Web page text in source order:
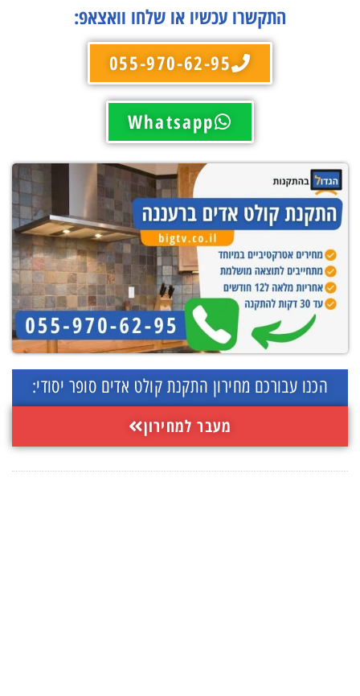
התקשרו עכשיו או שלחו וואצאפ:
055-970-62-95
Whatsapp
הכנו עבורכם מחירון התקנת קולט אדים סופר יסודי:
מעבר למחירון